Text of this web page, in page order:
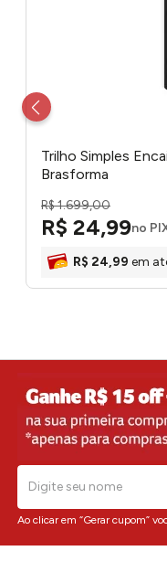
Trilho Simples
Brasforma
R$1.699,00
R$ 24,99no
R$ 24,99 em
Ao clicar em “Gerar cupom”